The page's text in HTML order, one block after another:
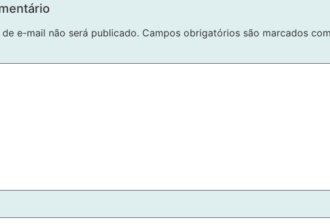
e-mail não será publicado. Campos obrigatórios são marcados com